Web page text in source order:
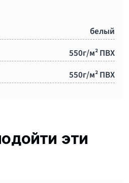
белый
550г/м² ПВХ
550г/м² ПВХ
эти